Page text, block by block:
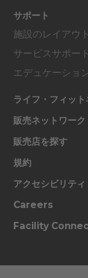
サポート
施設のレイアウト
サービスサポー
エデュケーショ
ライフ・フィッ
販売ネットワーク
販売店を探す
規約
アクセシビリティ
Careers
Facility